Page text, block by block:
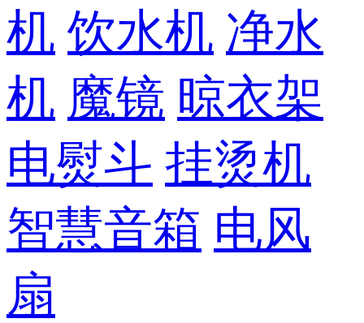
机 饮水机 净水
机 魔镜 晾衣架
电熨斗 挂烫机
智慧音箱 电风
扇